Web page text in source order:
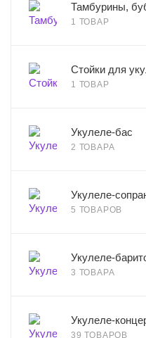
Тамбурины,
1 ТОВАР
Стойки для
1 ТОВАР
Укулеле-бас
2 ТОВАРА
Укулеле-
5 ТОВАРОВ
Укулеле-
3 ТОВАРА
Укулеле-
39 ТОВАРОВ